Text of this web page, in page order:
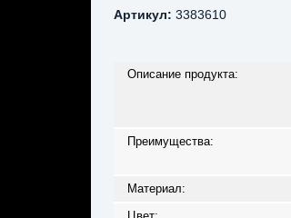
Артикул: 3383610
Описание продукта:
Преимущества:
Материал: